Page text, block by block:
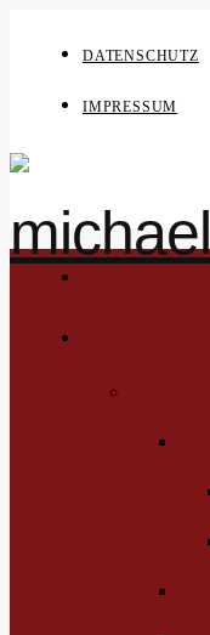
DATENSCHUTZ
IMPRESSUM